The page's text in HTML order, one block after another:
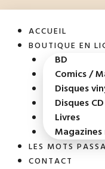
Aller
contenuACCUEIL
BOUTIQUE EN
BD
Comics /
Disques
Disques CD
Livres
LES MOTS
CONTACT
produits
produits